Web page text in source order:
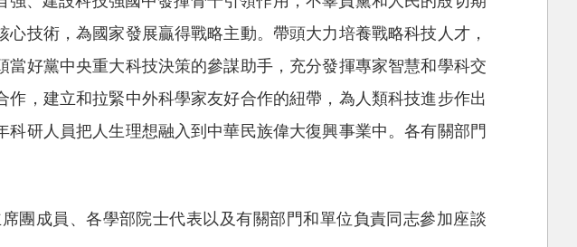
技術，為國家發展贏得戰略主動。帶頭大力培養戰略科技人才，
好黨中央重大科技決策的參謀助手，充分發揮專家智慧和學科交
，建立和拉緊中外科學家友好合作的紐帶，為人類科技進步作出
研人員把人生理想融入到中華民族偉大復興事業中。各有關部門
團成員、各學部院士代表以及有關部門和單位負責同志參加座談